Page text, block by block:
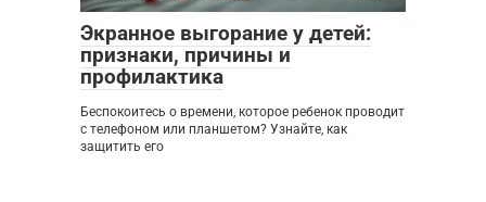
Экранное выгорание у детей:
признаки, причины и
профилактика
Беспокоитесь о времени, которое ребенок проводит
с телефоном или планшетом? Узнайте, как
защитить его